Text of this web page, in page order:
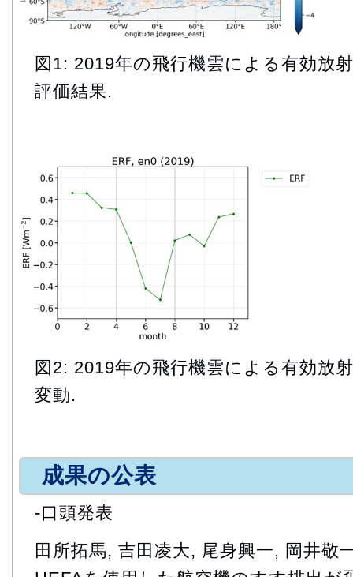
図1: 2019年の飛行機雲による有効放
評価結果.
図2: 2019年の飛行機雲による有効放
変動.
成果の公表
-口頭発表
田所拓馬, 吉田凌大, 尾身興一, 岡井敬